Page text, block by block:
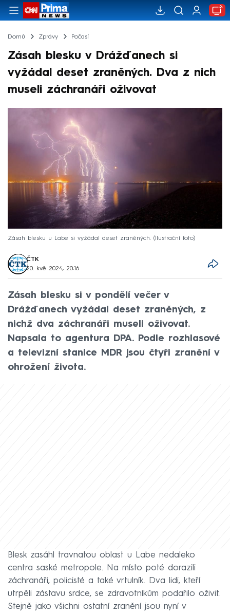
Domů Zprávy Počasí
Zásah blesku v Drážďanech si
vyžádal deset zraněných. Dva z nich
museli záchranáři oživovat
Zásah blesku u Labe si vyžádal deset zraněných. (Ilustrační foto)
ČTK
20. kvě 2024, 20:16
Zásah blesku si v pondělí večer v
Drážďanech vyžádal deset zraněných, z
nichž dva záchranáři museli oživovat.
Napsala to agentura DPA. Podle rozhlasové
a televizní stanice MDR jsou čtyři zranění v
ohrožení života.
Blesk zasáhl travnatou oblast u Labe nedaleko
centra saské metropole. Na místo poté dorazili
záchranáři, policisté a také vrtulník. Dva lidi, kteří
utrpěli zástavu srdce, se zdravotníkům podařilo oživit.
Stejně jako všichni ostatní zranění jsou nyní v